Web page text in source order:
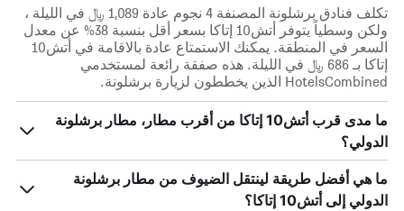
تكلف فنادق برشلونة المصنفة 4 نجوم عادة 1,089 ﷼ في الليلة ،
ولكن وسطياً يتوفر أتش10 إتاكا بسعر أقل بنسبة 38% عن معدل
السعر في المنطقة. يمكنك الاستمتاع عادة بالاقامة في أتش10
إتاكا بـ 686 ﷼ في الليلة. هذه صفقة رائعة لمستخدمي
HotelsCombined الذين يخططون لزيارة برشلونة.
ما مدى قرب أتش10 إتاكا من أقرب مطار، مطار برشلونة
الدولي؟
ما هي أفضل طريقة لينتقل الضيوف من مطار برشلونة
الدولي إلى أتش10 إتاكا؟